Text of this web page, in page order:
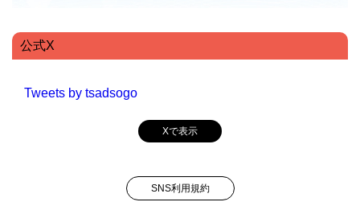
公式X
Tweets by tsadsogo
Xで表示
SNS利用規約